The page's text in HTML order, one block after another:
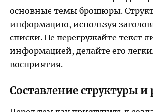
основные темы брошюры.
информацию, используя
списки. Не перегружайте текст
информацией, делайте его
восприятия.
Составление структуры и